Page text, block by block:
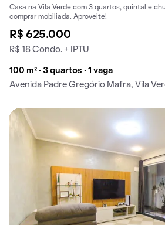
Casa na Vila Verde com 3 quartos, quintal e
comprar mobiliada. Aproveite!
R$ 625.000
R$ 18 Condo. + IPTU
100 m² · 3 quartos · 1 vaga
Avenida Padre Gregório Mafra, Vila